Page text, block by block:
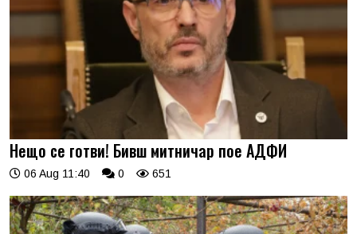
Нещо се готви! Бивш митничар пое АДФИ
06 Aug 11:40 0 651